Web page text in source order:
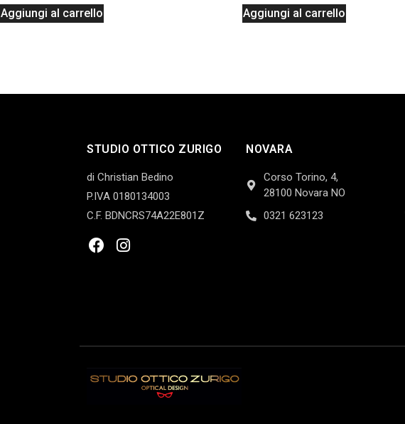
Aggiungi al carrello Aggiungi al carrello
STUDIO OTTICO ZURIGO
di Christian Bedino
P.IVA 0180134003
C.F. BDNCRS74A22E801Z
NOVARA
Corso Torino, 4,
28100 Novara NO
0321 623123